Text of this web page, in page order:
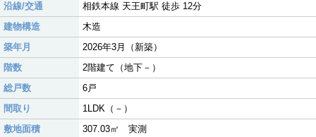
沿線/交通
相鉄本線 天王町駅 徒歩 12分
建物構造
木造
築年月
2026年3月（新築）
階数
2階建て（地下－）
総戸数
6戸
間取り
1LDK（－）
敷地面積
307.03㎡ 実測